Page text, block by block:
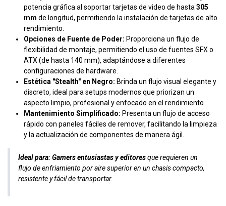
potencia gráfica al soportar tarjetas de video de hasta 305
mm de longitud, permitiendo la instalación de tarjetas de alto
rendimiento.
Opciones de Fuente de Poder: Proporciona un flujo de
flexibilidad de montaje, permitiendo el uso de fuentes SFX o
ATX (de hasta 140 mm), adaptándose a diferentes
configuraciones de hardware.
Estética "Stealth" en Negro: Brinda un flujo visual elegante y
discreto, ideal para setups modernos que priorizan un
aspecto limpio, profesional y enfocado en el rendimiento.
Mantenimiento Simplificado: Presenta un flujo de acceso
rápido con paneles fáciles de remover, facilitando la limpieza
y la actualización de componentes de manera ágil.
Ideal para:Gamers entusiastas y editoresque requieren un
flujo de enfriamiento por aire superior en un chasis compacto,
resistente y fácil de transportar.